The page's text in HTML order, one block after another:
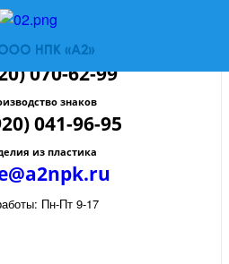
070-62-99
знаков
041-96-95
из пластика
Пн-Пт 9-17